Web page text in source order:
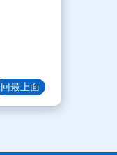
回最上面